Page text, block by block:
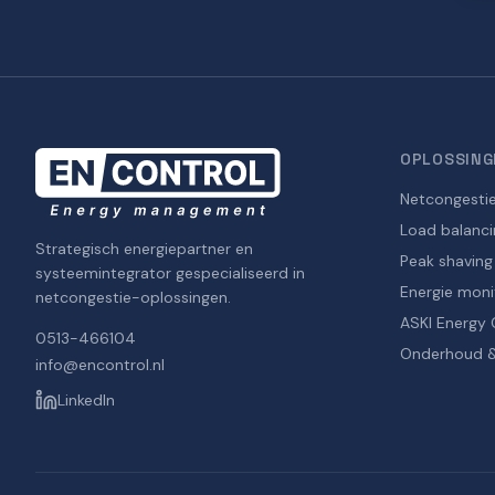
Strategisch energiepartner en
systeemintegrator gespecialiseerd in
netcongestie-oplossingen.
0513-466104
info@encontrol.nl
LinkedIn
Load
Peak shaving
Energie
ASKI
Onderhoud